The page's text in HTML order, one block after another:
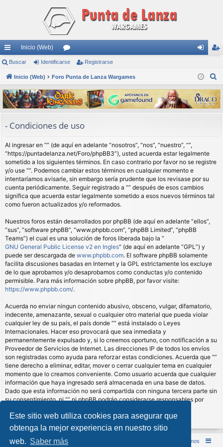
Este sitio web utiliza cookies para asegurar que
obtenga la mejor experiencia en nuestro sitio
web. Saber más
nl
ac
es
rá
s
Inicio (Web)
or
os nti
fic
ar
ist
ra
rs
Buscar Identificarse Registrarse
Inicio (Web) Foro Punta de Lanza Wargames
s
c
- Condiciones de uso
Al ingresar en “” (de aquí en adelante “nosotros”, “nos”, “nuestro”, “”,
“https://puntadelanza.net/Foro/phpBB3”), usted acuerda estar legalmente
sometido a los siguientes términos. En caso contrario por favor no se registre
y/o use “”. Podemos cambiar estos términos en cualquier momento e
intentaríamos avisarle, sin embargo sería prudente que los revisase por su
cuenta periódicamente. Seguir registrado a “” después de esos cambios
significa que acuerda estar legalmente sometido a esos nuevos términos tal
como fueron actualizados y/o reformados.
Nuestros foros están desarrollados por phpBB (de aquí en adelante “ellos”,
“sus”, “software phpBB”, “www.phpbb.com”, “phpBB Limited”, “phpBB
Teams”) el cual es una solución de foros liberada bajo la “
GNU General Public License v2 en Ingles” (de aquí en adelante “GPL”) y
puede ser descargada de www.phpbb.com. El software phpBB solamente
facilita discusiones basadas en Internet y la GPL estrictamente los excluye
de lo que aprobamos y/o desaprobamos como conductas y/o contenido
permisible. Para más información sobre phpBB, por favor visite:
https://www.phpbb.com/.
Acuerda no enviar ningun contenido abusivo, obsceno, vulgar, difamatorio,
indecente, amenazante, sexual o cualquier otro material que pueda violar
cualquier ley de su país, el país donde “” está instalado o Leyes
Internacionales. Hacer eso provocará que sea inmediata y
permanentemente expulsado y, si lo creemos oportuno, con notificación a su
Proveedor de Servicios de Internet. Las direcciones IP de todos los envíos
son registradas como ayuda para reforzar estas condiciones. Acuerda que “”
tiene derecho a eliminar, editar, mover o cerrar cualquier tema en cualquier
momento que lo creamos conveniente. Como usuario acuerda que cualquier
información que haya ingresado será almacenada en una base de datos.
Dado que esta información no será compartida con ninguna tercera parte sin
su consentimiento, ni “” ni phpBB podrán considerarse responsables por
comprometidos.
Inicio (Web) Foro Punta de Lanza Wargames Contáctenos